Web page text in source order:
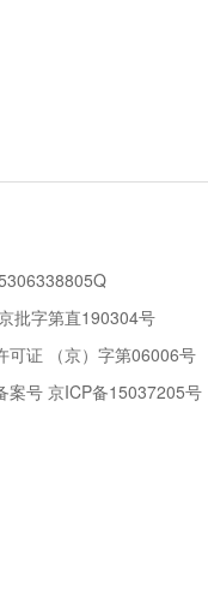
批字第直190304号
可证 （京）字第06006号
案号 京ICP备15037205号